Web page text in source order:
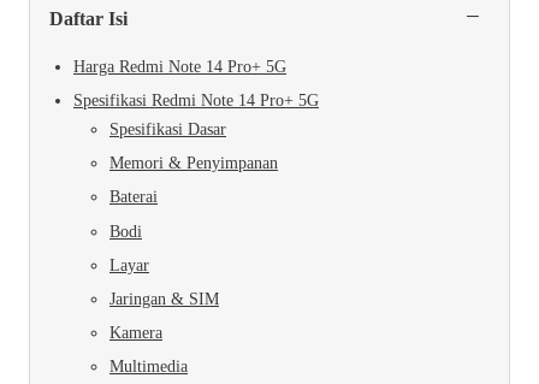
Daftar Isi −
Harga Redmi Note 14 Pro+ 5G
Spesifikasi Redmi Note 14 Pro+ 5G
Spesifikasi Dasar
Memori & Penyimpanan
Baterai
Bodi
Layar
Jaringan & SIM
Kamera
Multimedia